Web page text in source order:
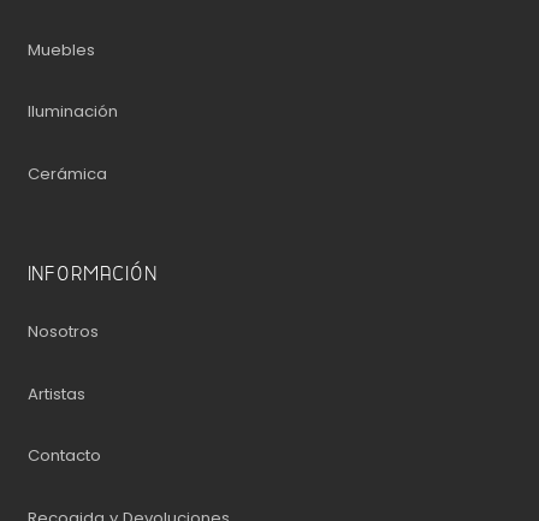
Muebles
Iluminación
Cerámica
INFORMACIÓN
Nosotros
Artistas
Contacto